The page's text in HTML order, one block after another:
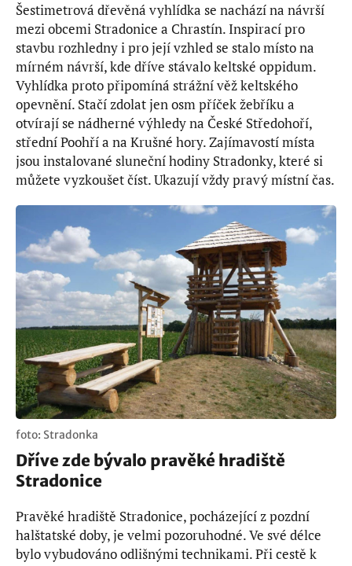
Šestimetrová dřevěná vyhlídka se nachází na návrší
mezi obcemi Stradonice a Chrastín. Inspirací pro
stavbu rozhledny i pro její vzhled se stalo místo na
mírném návrší, kde dříve stávalo keltské oppidum.
Vyhlídka proto připomíná strážní věž keltského
opevnění. Stačí zdolat jen osm příček žebříku a
otvírají se nádherné výhledy na České Středohoří,
střední Poohří a na Krušné hory. Zajímavostí místa
jsou instalované sluneční hodiny Stradonky, které si
můžete vyzkoušet číst. Ukazují vždy pravý místní čas.
foto: Stradonka
Dříve zde bývalo pravěké hradiště
Stradonice
Pravěké hradiště Stradonice, pocházející z pozdní
halštatské doby, je velmi pozoruhodné. Ve své délce
bylo vybudováno odlišnými technikami. Při cestě k